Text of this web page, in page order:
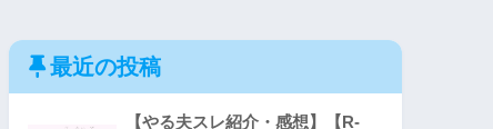
最近の投稿
【やる夫スレ紹介・感想】【R-